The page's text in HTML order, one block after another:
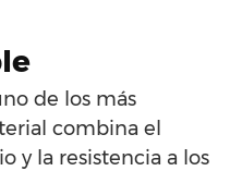
de los más
combina el
y la resistencia a los